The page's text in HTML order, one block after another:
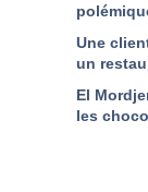
Une
un
El
les